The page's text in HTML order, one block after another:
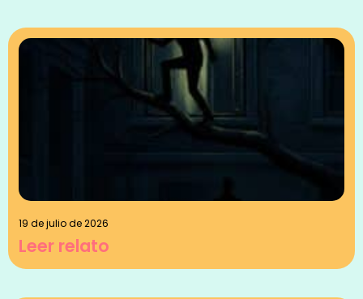
19 de julio de 2026
Leer relato